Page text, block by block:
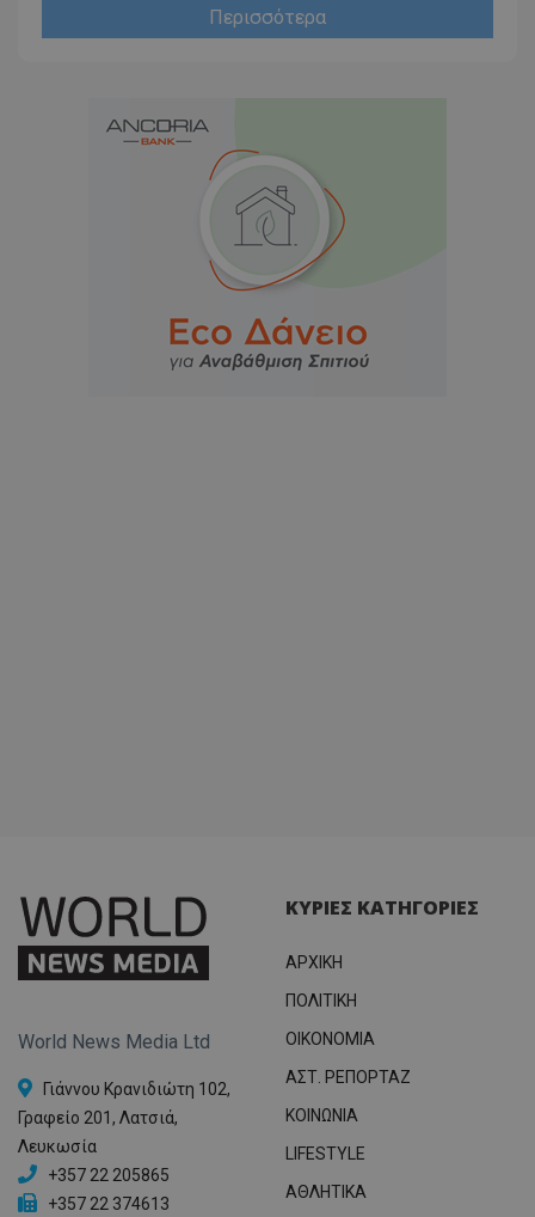
Περισσότερα
World News Media Ltd
Γιάννου Κρανιδιώτη 102,
Γραφείο 201, Λατσιά,
Λευκωσία
+357 22 205865
+357 22 374613
ΚΥΡΙΕΣ ΚΑΤΗΓΟΡΙΕΣ
ΑΡΧΙΚΗ
ΠΟΛΙΤΙΚΗ
OIKONOMIA
ΑΣΤ. ΡΕΠΟΡΤΑΖ
ΚΟΙΝΩΝΙΑ
LIFESTYLE
ΑΘΛΗΤΙΚΑ